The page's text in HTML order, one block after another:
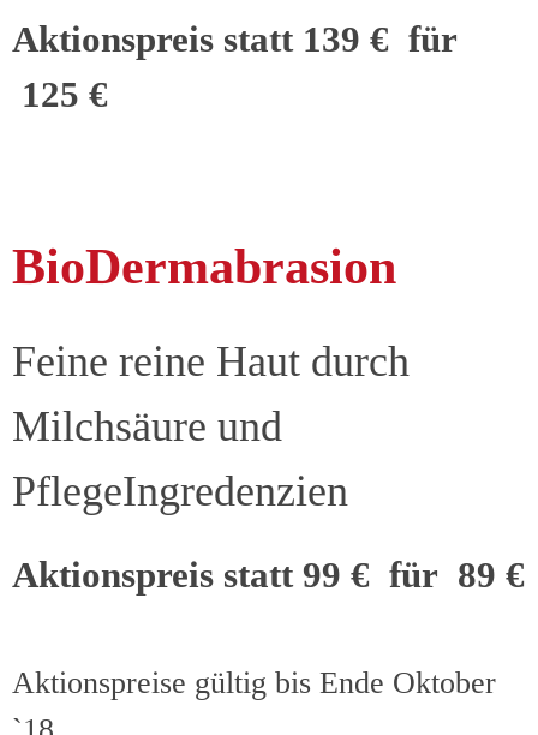
Aktionspreis statt 139 € für
125 €
BioDermabrasion
Feine reine Haut durch
Milchsäure und
PflegeIngredenzien
Aktionspreis statt 99 € für 89 €
Aktionspreise gültig bis Ende Oktober